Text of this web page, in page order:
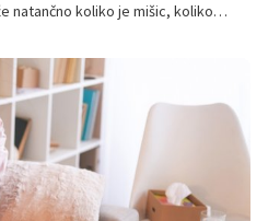
natančno koliko je mišic, koliko
v redu. Nihče ne bi rekel, da je